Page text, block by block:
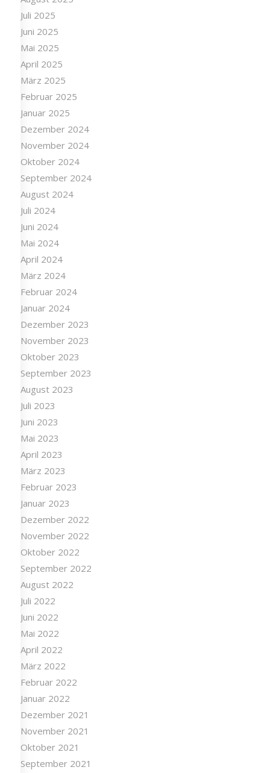
Juli 2025
Juni 2025
Mai 2025
April 2025
März 2025
Februar 2025
Januar 2025
Dezember 2024
November 2024
Oktober 2024
September 2024
August 2024
Juli 2024
Juni 2024
Mai 2024
April 2024
März 2024
Februar 2024
Januar 2024
Dezember 2023
November 2023
Oktober 2023
September 2023
August 2023
Juli 2023
Juni 2023
Mai 2023
April 2023
März 2023
Februar 2023
Januar 2023
Dezember 2022
November 2022
Oktober 2022
September 2022
August 2022
Juli 2022
Juni 2022
Mai 2022
April 2022
März 2022
Februar 2022
Januar 2022
Dezember 2021
November 2021
Oktober 2021
September 2021